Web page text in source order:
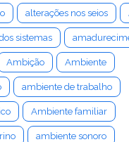
alterações nos seios
sistemas
Ambição Ambiente
ambiente de trabalho
Ambiente familiar
ambiente sonoro